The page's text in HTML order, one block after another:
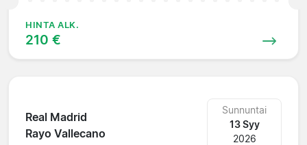
HINTA ALK.
210 €
Real Madrid
Rayo Vallecano
Sunnuntai
13 Syy
2026